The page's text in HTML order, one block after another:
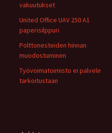
vakuutukset
United Office UAV 250 A1
paperisilppuri
Polttonesteiden hinnan
muodostuminen
Työvoimatoimisto ei palvele
tarkoitustaan